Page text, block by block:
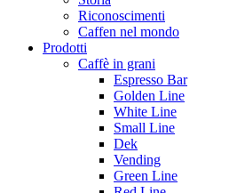
Riconoscimenti
Caffen nel mondo
Prodotti
Caffè in grani
Espresso Bar
Golden Line
White Line
Small Line
Dek
Vending
Green Line